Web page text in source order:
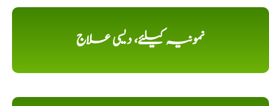
نمونیہ کیلئے، دیسی علاج